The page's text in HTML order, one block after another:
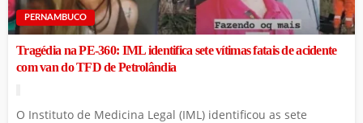
PERNAMBUCO
Tragédia na PE-360: IML identifica sete vítimas fatais de acidente
com van do TFD de Petrolândia
O Instituto de Medicina Legal (IML) identificou as sete